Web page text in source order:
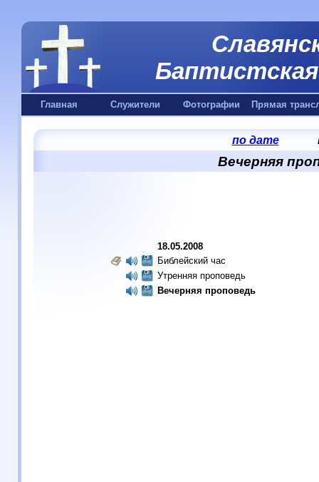
Главная Служители Фотографии Прямая
по дате
Вечерняя
18.05.2008
Библейский час
Утренняя проповедь
Вечерняя проповедь